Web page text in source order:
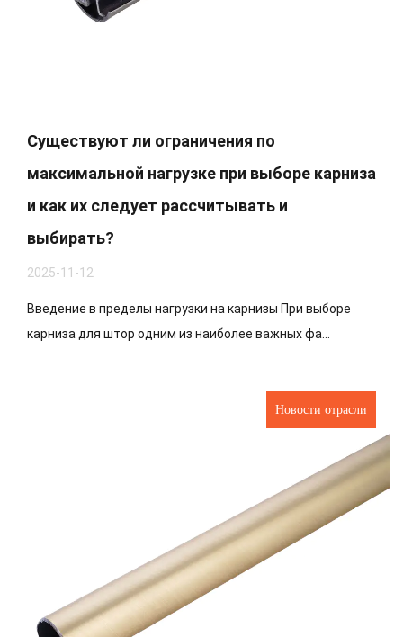
Существуют ли ограничения по
максимальной нагрузке при выборе карниза
и как их следует рассчитывать и
выбирать?
2025-11-12
Введение в пределы нагрузки на карнизы При выборе
карниза для штор одним из наиболее важных фа...
Новости отрасли